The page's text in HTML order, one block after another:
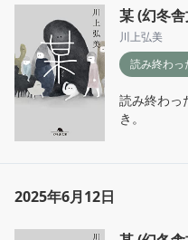
某 (幻冬
川上弘美
読み終わっ
読み終わっ
き。
2025年6月12日